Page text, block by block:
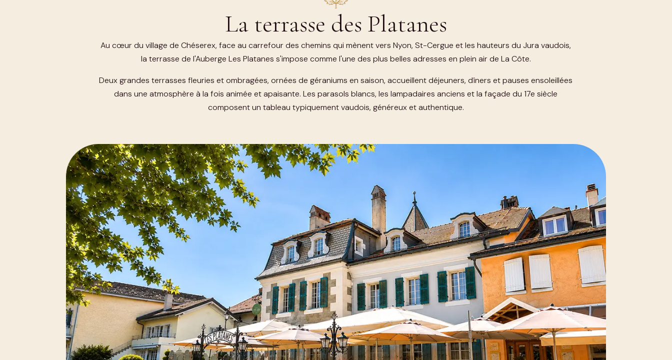
La terrasse des Platanes
Au cœur du village de Chéserex, face au carrefour des chemins qui mènent vers Nyon, St-Cergue et les hauteurs du Jura vaudois,
la terrasse de l'Auberge Les Platanes s'impose comme l'une des plus belles adresses en plein air de La Côte.
Deux grandes terrasses fleuries et ombragées, ornées de géraniums en saison, accueillent déjeuners, dîners et pauses ensoleillées
dans une atmosphère à la fois animée et apaisante. Les parasols blancs, les lampadaires anciens et la façade du 17e siècle
composent un tableau typiquement vaudois, généreux et authentique.